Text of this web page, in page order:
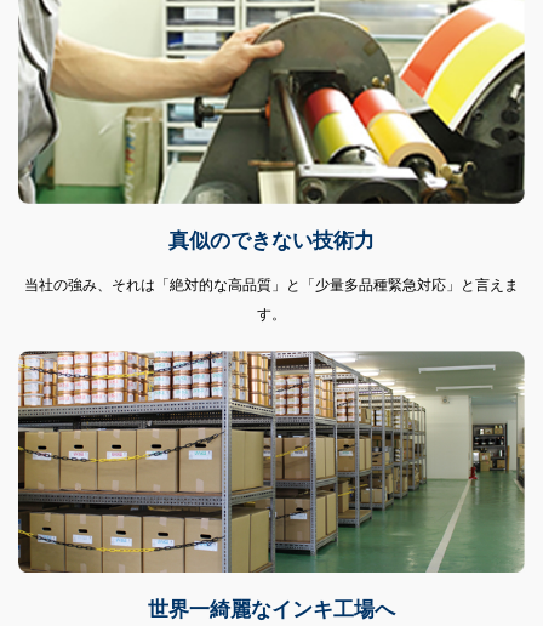
真似のできない技術力
当社の強み、それは「絶対的な高品質」と「少量多品種緊急対応」と言えま
す。
世界一綺麗なインキ工場へ